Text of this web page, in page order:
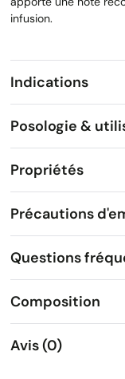
infusion.
Indications
Posologie &
Propriétés
Précautions
Questions
Composition
Avis (0)